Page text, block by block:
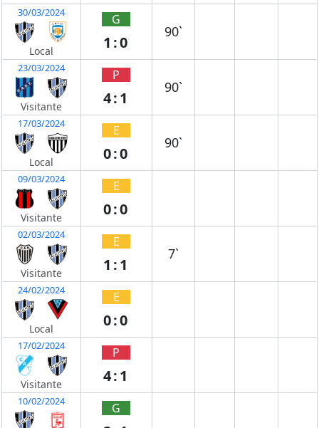
30/03/2024
Local
G
1:0
90`
23/03/2024
Visitante
P
4:1
90`
17/03/2024
Local
E
0:0
90`
09/03/2024
Visitante
E
0:0
02/03/2024
Visitante
E
1:1
7`
24/02/2024
Local
E
0:0
17/02/2024
Visitante
P
4:1
10/02/2024 G